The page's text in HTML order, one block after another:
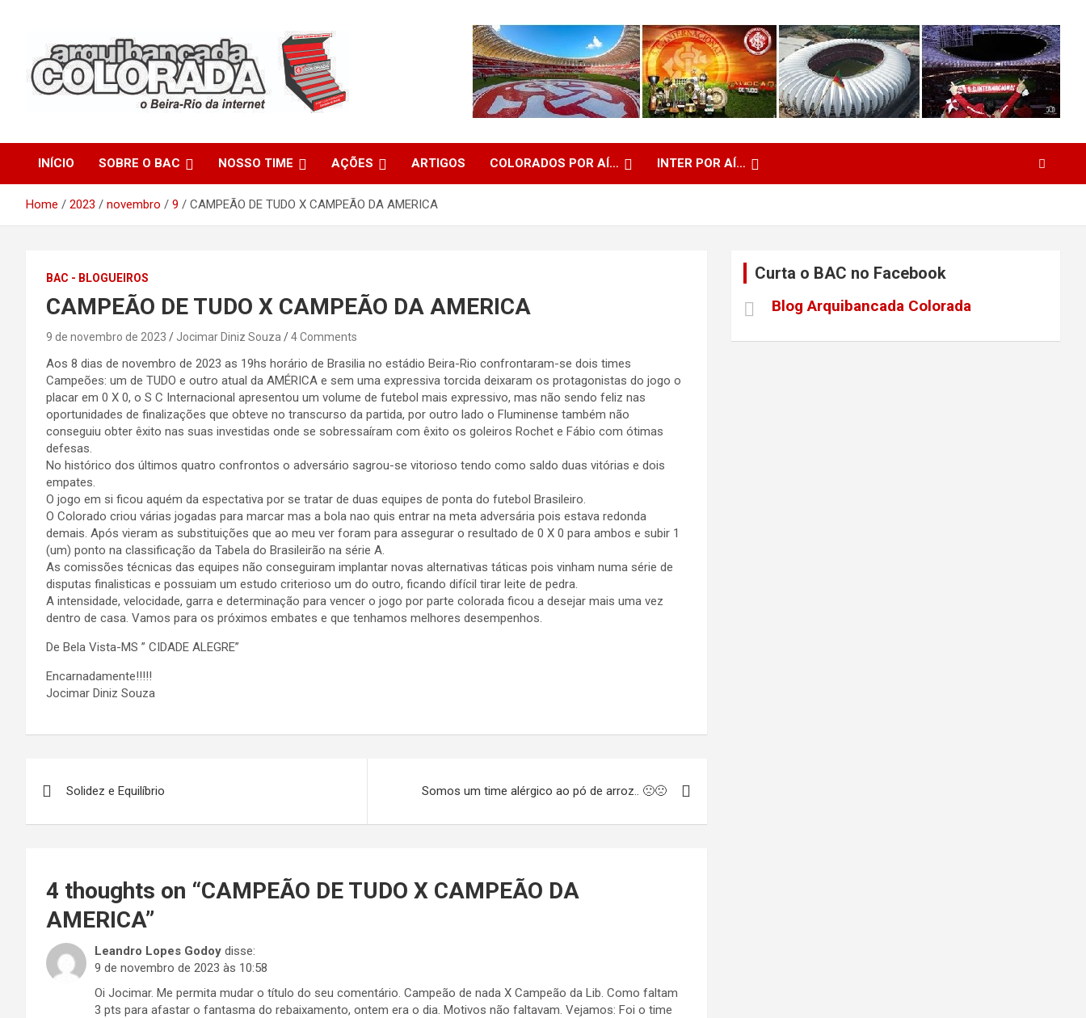
Arquibancada Colorada
INÍCIO SOBRE O BAC NOSSO TIME AÇÕES ARTIGOS COLORADOS POR AÍ… INTER POR AÍ…
Home 2023 novembro 9 CAMPEÃO DE TUDO X CAMPEÃO DA AMERICA
BAC - BLOGUEIROS
CAMPEÃO DE TUDO X CAMPEÃO DA AMERICA
9 de novembro de 2023 Jocimar Diniz Souza 4 Comments
Aos 8 dias de novembro de 2023 as 19hs horário de Brasilia no estádio Beira-Rio confrontaram-se dois times
Campeões: um de TUDO e outro atual da AMÉRICA e sem uma expressiva torcida deixaram os protagonistas do jogo o
placar em 0 X 0, o S C Internacional apresentou um volume de futebol mais expressivo, mas não sendo feliz nas
oportunidades de finalizações que obteve no transcurso da partida, por outro lado o Fluminense também não
conseguiu obter êxito nas suas investidas onde se sobressaíram com êxito os goleiros Rochet e Fábio com ótimas
defesas.
No histórico dos últimos quatro confrontos o adversário sagrou-se vitorioso tendo como saldo duas vitórias e dois
empates.
O jogo em si ficou aquém da espectativa por se tratar de duas equipes de ponta do futebol Brasileiro.
O Colorado criou várias jogadas para marcar mas a bola nao quis entrar na meta adversária pois estava redonda
demais. Após vieram as substituições que ao meu ver foram para assegurar o resultado de 0 X 0 para ambos e subir 1
(um) ponto na classificação da Tabela do Brasileirão na série A.
As comissões técnicas das equipes não conseguiram implantar novas alternativas táticas pois vinham numa série de
disputas finalisticas e possuiam um estudo criterioso um do outro, ficando difícil tirar leite de pedra.
A intensidade, velocidade, garra e determinação para vencer o jogo por parte colorada ficou a desejar mais uma vez
dentro de casa. Vamos para os próximos embates e que tenhamos melhores desempenhos.
De Bela Vista-MS ” CIDADE ALEGRE”
Encarnadamente!!!!!
Jocimar Diniz Souza
de
Solidez e Equilíbrio Somos um time alérgico ao pó de arroz.. 🙁🙁
4 thoughts on “CAMPEÃO DE TUDO X CAMPEÃO DA
AMERICA”
Leandro Lopes Godoy disse:
9 de novembro de 2023 às 10:58
Oi Jocimar. Me permita mudar o título do seu comentário. Campeão de nada X Campeão da Lib. Como faltam
3 pts para afastar o fantasma do rebaixamento, ontem era o dia. Motivos não faltavam. Vejamos: Foi o time
Curta o BAC no Facebook
Blog Arquibancada Colorada